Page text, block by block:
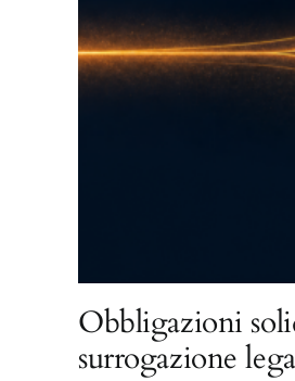
Obbligazioni
surrogazione